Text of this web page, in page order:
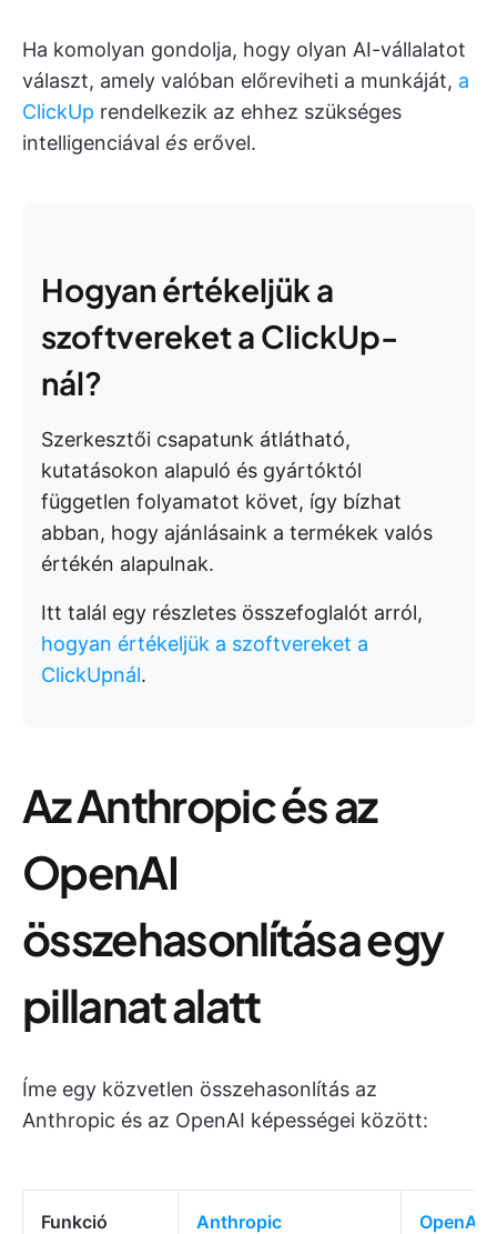
Ha komolyan gondolja, hogy olyan AI-vállalatot
választ, amely valóban előreviheti a munkáját, a
ClickUp rendelkezik az ehhez szükséges
intelligenciával és erővel.
Hogyan értékeljük a
szoftvereket a ClickUp-
nál?
Szerkesztői csapatunk átlátható,
kutatásokon alapuló és gyártóktól
független folyamatot követ, így bízhat
abban, hogy ajánlásaink a termékek valós
értékén alapulnak.
Itt talál egy részletes összefoglalót arról,
hogyan értékeljük a szoftvereket a
ClickUpnál.
Az Anthropic és az
OpenAI
összehasonlítása egy
pillanat alatt
Íme egy közvetlen összehasonlítás az
Anthropic és az OpenAI képességei között:
Funkció Anthropic OpenAI